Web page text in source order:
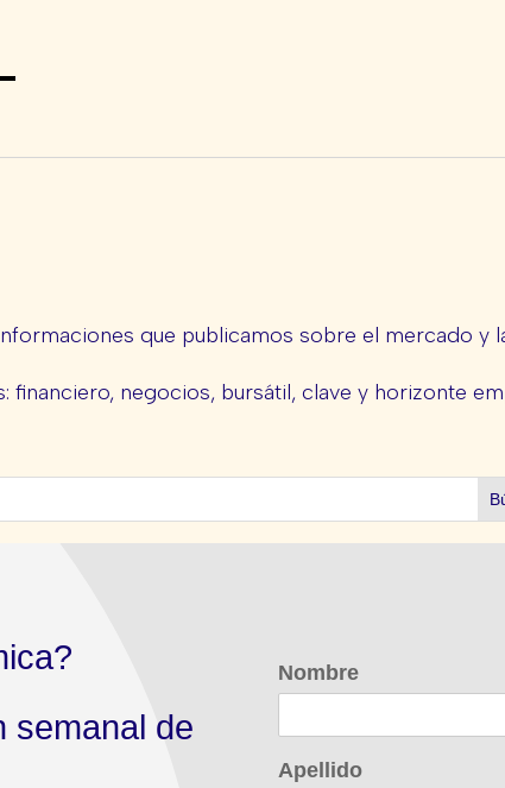
que publicamos sobre el mercado y
financiero, negocios, bursátil, clave y horizonte
semanal de
Nombre
Apellido